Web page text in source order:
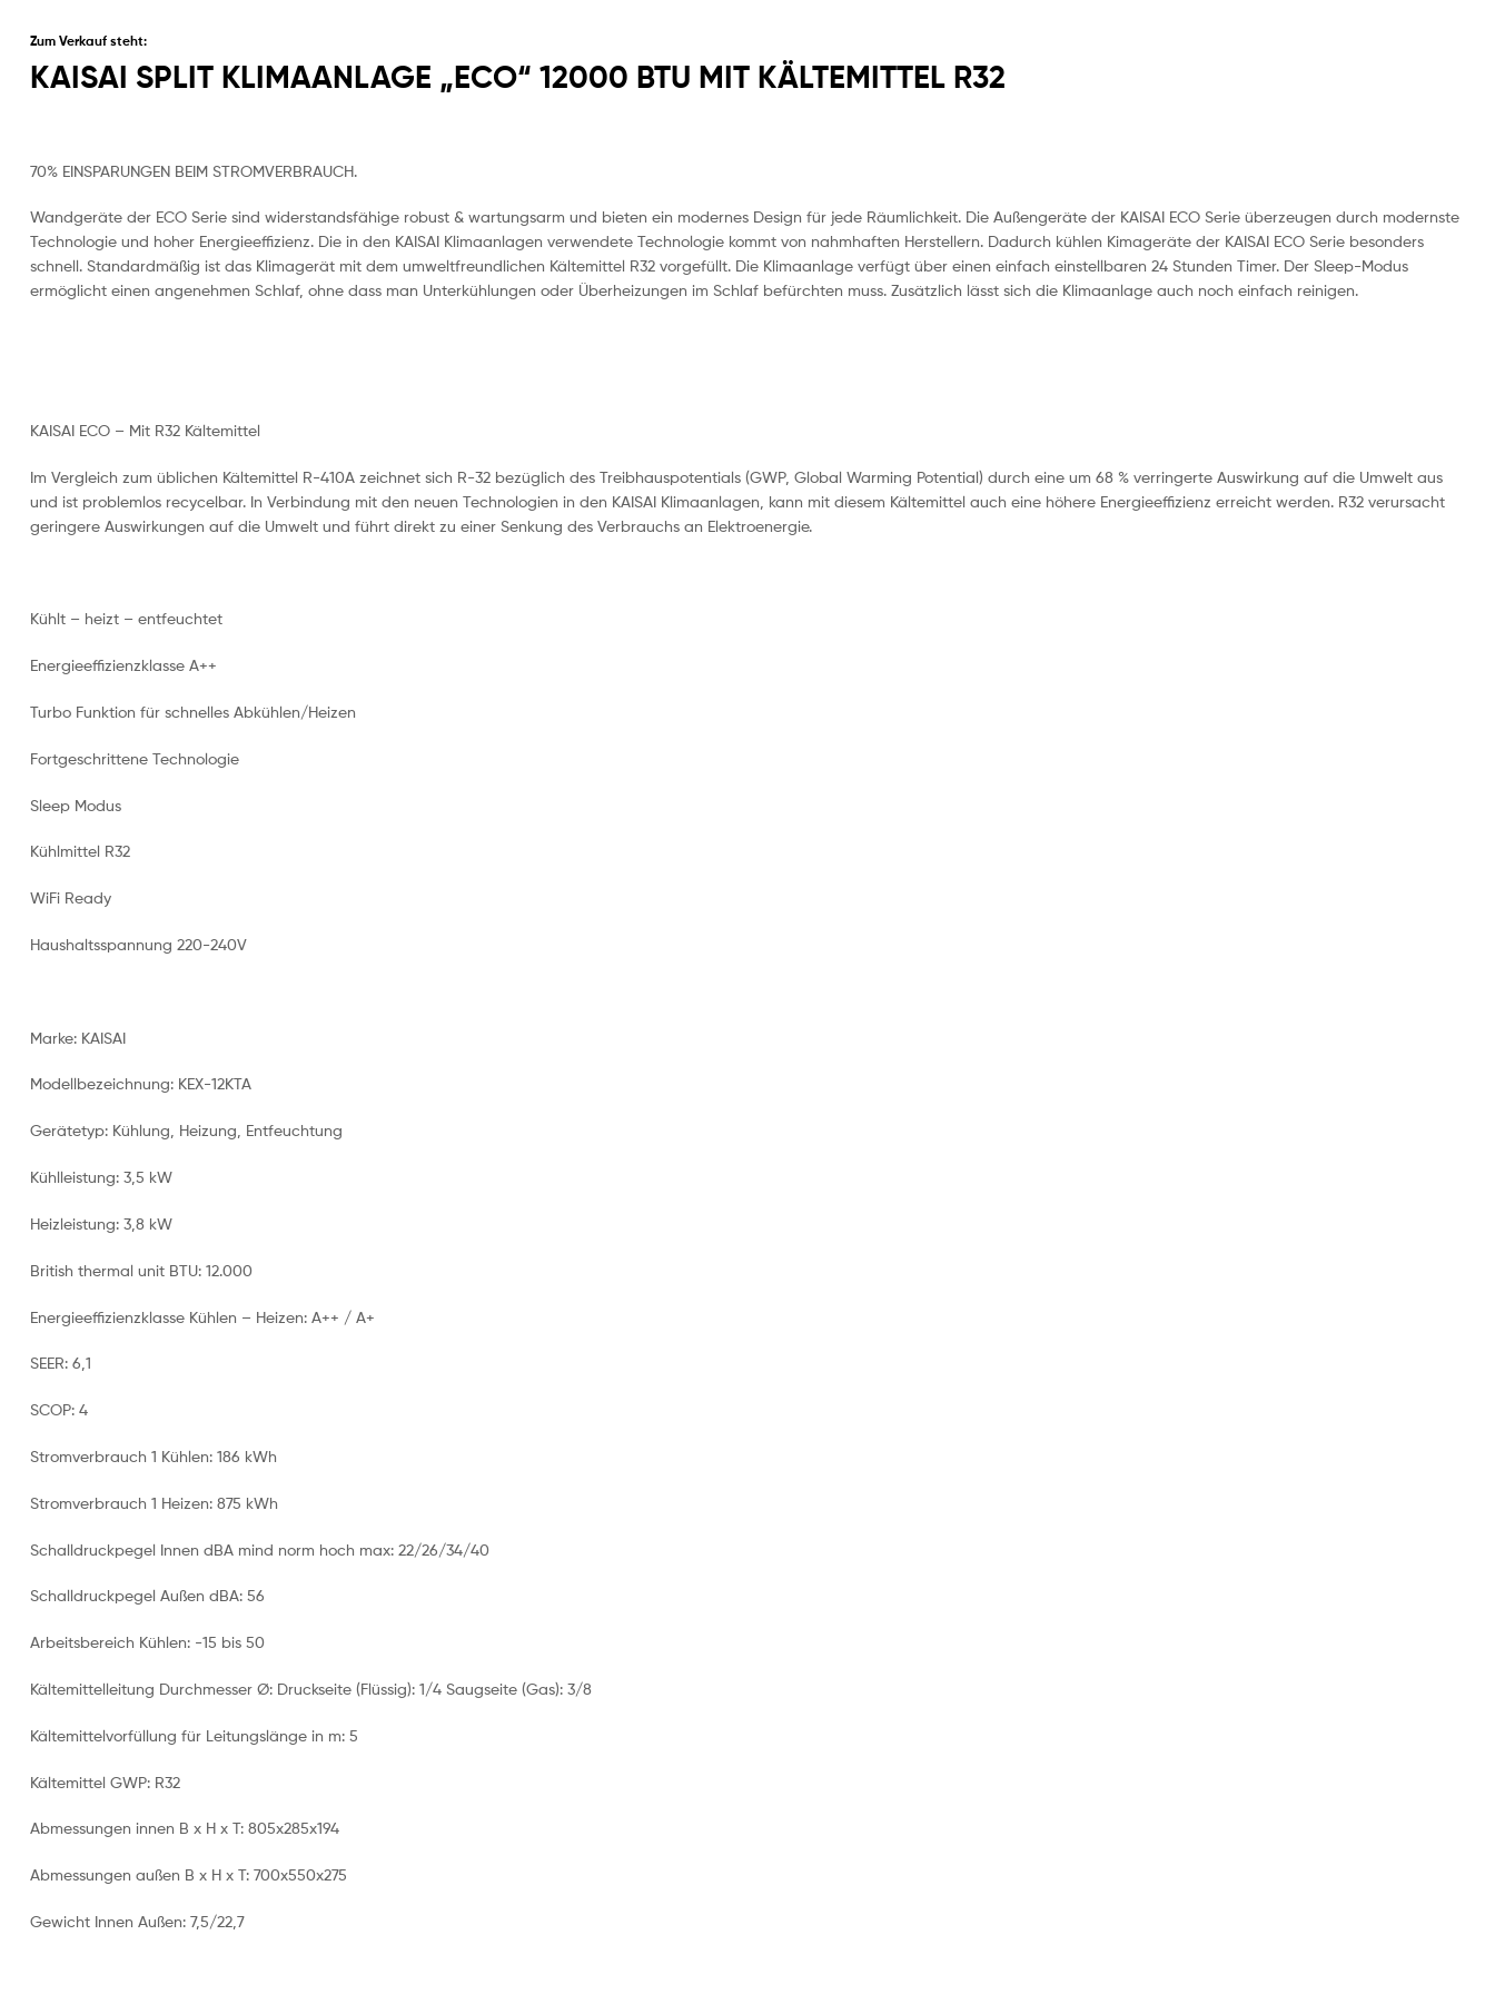
Zum Verkauf steht:
KAISAI SPLIT KLIMAANLAGE „ECO“ 12000 BTU MIT KÄLTEMITTEL R32
70% EINSPARUNGEN BEIM STROMVERBRAUCH.
Wandgeräte der ECO Serie sind widerstandsfähige robust & wartungsarm und bieten ein modernes Design für jede Räumlichkeit. Die Außengeräte der KAISAI ECO Serie überzeugen durch modernste
Technologie und hoher Energieeffizienz. Die in den KAISAI Klimaanlagen verwendete Technologie kommt von nahmhaften Herstellern. Dadurch kühlen Kimageräte der KAISAI ECO Serie besonders
schnell. Standardmäßig ist das Klimagerät mit dem umweltfreundlichen Kältemittel R32 vorgefüllt. Die Klimaanlage verfügt über einen einfach einstellbaren 24 Stunden Timer. Der Sleep-Modus
ermöglicht einen angenehmen Schlaf, ohne dass man Unterkühlungen oder Überheizungen im Schlaf befürchten muss. Zusätzlich lässt sich die Klimaanlage auch noch einfach reinigen.
KAISAI ECO – Mit R32 Kältemittel
Im Vergleich zum üblichen Kältemittel R-410A zeichnet sich R-32 bezüglich des Treibhauspotentials (GWP, Global Warming Potential) durch eine um 68 % verringerte Auswirkung auf die Umwelt aus
und ist problemlos recycelbar. In Verbindung mit den neuen Technologien in den KAISAI Klimaanlagen, kann mit diesem Kältemittel auch eine höhere Energieeffizienz erreicht werden. R32 verursacht
geringere Auswirkungen auf die Umwelt und führt direkt zu einer Senkung des Verbrauchs an Elektroenergie.
Kühlt – heizt – entfeuchtet
Energieeffizienzklasse A++
Turbo Funktion für schnelles Abkühlen/Heizen
Fortgeschrittene Technologie
Sleep Modus
Kühlmittel R32
WiFi Ready
Haushaltsspannung 220-240V
Marke: KAISAI
Modellbezeichnung: KEX-12KTA
Gerätetyp: Kühlung, Heizung, Entfeuchtung
Kühlleistung: 3,5 kW
Heizleistung: 3,8 kW
British thermal unit BTU: 12.000
Energieeffizienzklasse Kühlen – Heizen: A++ / A+
SEER: 6,1
SCOP: 4
Stromverbrauch 1 Kühlen: 186 kWh
Stromverbrauch 1 Heizen: 875 kWh
Schalldruckpegel Innen dBA mind norm hoch max: 22/26/34/40
Schalldruckpegel Außen dBA: 56
Arbeitsbereich Kühlen: -15 bis 50
Kältemittelleitung Durchmesser Ø: Druckseite (Flüssig): 1/4 Saugseite (Gas): 3/8
Kältemittelvorfüllung für Leitungslänge in m: 5
Kältemittel GWP: R32
Abmessungen innen B x H x T: 805x285x194
Abmessungen außen B x H x T: 700x550x275
Gewicht Innen Außen: 7,5/22,7